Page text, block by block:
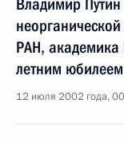
Владимир Путин
РАН,
летним юбилеем
12 июля 2002 года,